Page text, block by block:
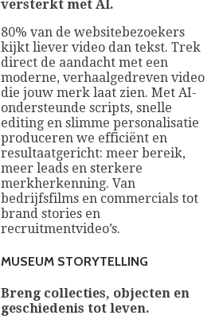
versterkt met AI.
80% van de websitebezoekers
kijkt liever video dan tekst. Trek
direct de aandacht met een
moderne, verhaalgedreven video
die jouw merk laat zien. Met AI-
ondersteunde scripts, snelle
editing en slimme personalisatie
produceren we efficiënt en
resultaatgericht: meer bereik,
meer leads en sterkere
merkherkenning. Van
bedrijfsfilms en commercials tot
brand stories en
recruitmentvideo’s.
MUSEUM STORYTELLING
Breng collecties, objecten en
geschiedenis tot leven.